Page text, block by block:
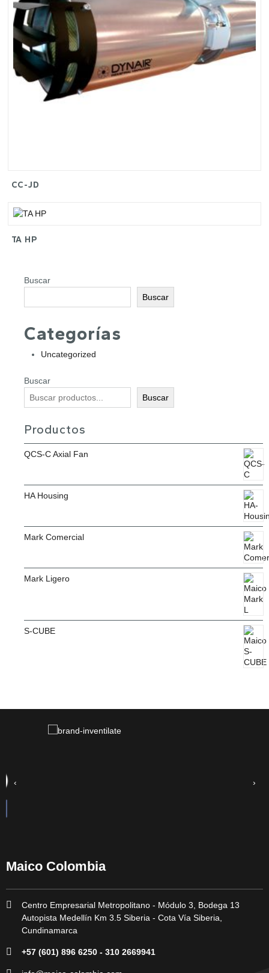
CC-JD
TA HP
Buscar
Buscar
Categorías
Uncategorized
Buscar
Buscar
Productos
QCS-C Axial Fan
HA Housing
Mark Comercial
Mark Ligero
S-CUBE
‹ ›
Maico Colombia
Centro Empresarial Metropolitano - Módulo 3, Bodega 13
Autopista Medellín Km 3.5 Siberia - Cota Vía Siberia,
Cundinamarca
+57 (601) 896 6250 - 310 2669941